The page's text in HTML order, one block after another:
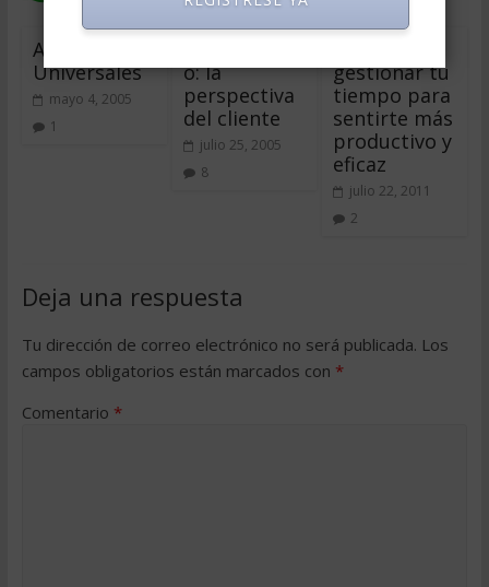
Antídotos
Universales
mayo 4, 2005
1
o: la
perspectiva
del cliente
julio 25, 2005
8
gestionar tu
tiempo para
sentirte más
productivo y
eficaz
julio 22, 2011
2
Deja una respuesta
Tu dirección de correo electrónico no será publicada. Los
campos obligatorios están marcados con *
Comentario *